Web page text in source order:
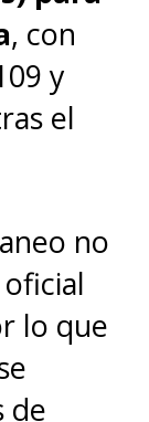
, con
y
el
no
lo que
de